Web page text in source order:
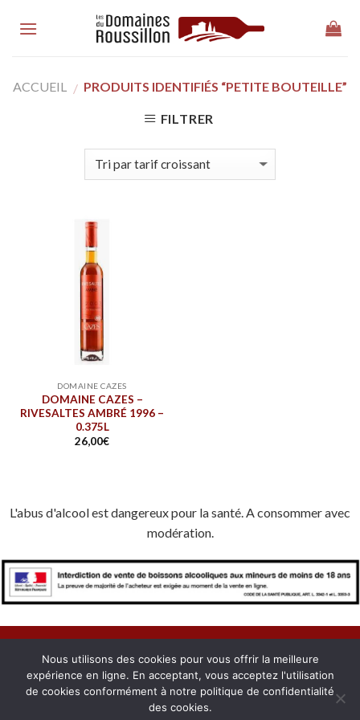
ACCUEIL / PRODUITS IDENTIFIÉS “PETITE BOUTEILLE”
FILTRER
DOMAINE CAZES
DOMAINE CAZES –
RIVESALTES AMBRÉ 1996 –
0.375L
26,00€
L'abus d'alcool est dangereux pour la santé. A consommer avec
modération.
À PROPOS NOUS CONTACTER
CONFIDENTIALITÉ
MENTIONS LÉGALES
COOKIES MON COMPTE
Nous utilisons des cookies pour vous offrir la meilleure
expérience en ligne. En acceptant, vous acceptez l'utilisation
de cookies conformément à notre politique de confidentialité
des cookies.